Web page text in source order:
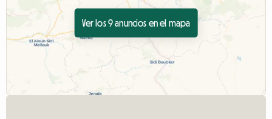
Ver los 9 anuncios en el mapa